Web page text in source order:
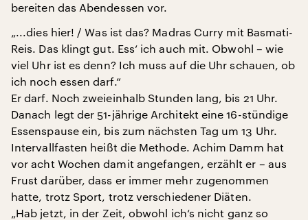
bereiten das Abendessen vor.
„...dies hier! / Was ist das? Madras Curry mit Basmati-
Reis. Das klingt gut. Ess‘ ich auch mit. Obwohl – wie
viel Uhr ist es denn? Ich muss auf die Uhr schauen, ob
ich noch essen darf.“
Er darf. Noch zweieinhalb Stunden lang, bis 21 Uhr.
Danach legt der 51-jährige Architekt eine 16-stündige
Essenspause ein, bis zum nächsten Tag um 13 Uhr.
Intervallfasten heißt die Methode. Achim Damm hat
vor acht Wochen damit angefangen, erzählt er – aus
Frust darüber, dass er immer mehr zugenommen
hatte, trotz Sport, trotz verschiedener Diäten.
„Hab jetzt, in der Zeit, obwohl ich‘s nicht ganz so